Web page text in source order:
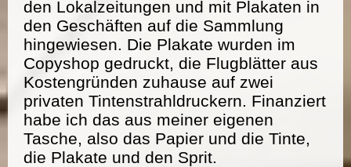
den Lokalzeitungen und mit Plakaten in
den Geschäften auf die Sammlung
hingewiesen. Die Plakate wurden im
Copyshop gedruckt, die Flugblätter aus
Kostengründen zuhause auf zwei
privaten Tintenstrahldruckern. Finanziert
habe ich das aus meiner eigenen
Tasche, also das Papier und die Tinte,
die Plakate und den Sprit.